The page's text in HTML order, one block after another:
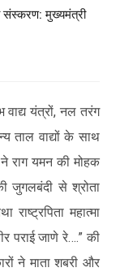
संस्करण: मुख्यमंत्री
वाद्य यंत्रों, नल तरंग
ताल वाद्यों के साथ
राग यमन की मोहक
जुगलबंदी से श्रोता
महात्मा
पराई जाणे रे….” की
ने माता शबरी और